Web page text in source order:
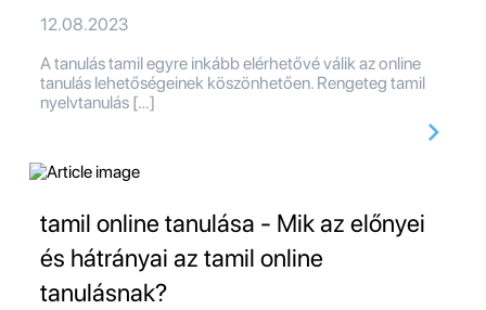
12.08.2023
A tanulás tamil egyre inkább elérhetővé válik az online
tanulás lehetőségeinek köszönhetően. Rengeteg tamil
nyelvtanulás […]
tamil online tanulása - Mik az előnyei
és hátrányai az tamil online
tanulásnak?